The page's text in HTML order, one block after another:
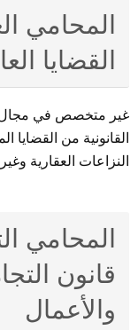
المحامي
القضايا
غير متخصص في مجال
القانونية من القضايا
النزاعات العقارية
المحامي
قانون
والأعمال